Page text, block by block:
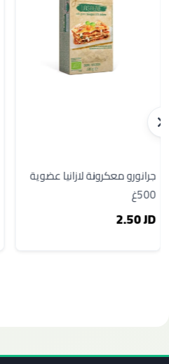
جرانورو معكرونة لازانيا عضوية
500غ
2.50 JD